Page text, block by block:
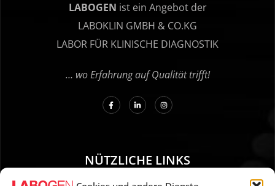
LABOGEN ist ein Angebot der
LABOKLIN GMBH & CO.KG
LABOR FÜR KLINISCHE DIAGNOSTIK
… wo Erfahrung auf Qualität trifft!
NÜTZLICHE LINKS